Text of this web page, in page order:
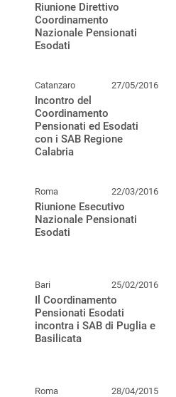
Riunione Direttivo
Coordinamento
Nazionale Pensionati
Esodati
Catanzaro 27/05/2016
Incontro del
Coordinamento
Pensionati ed Esodati
con i SAB Regione
Calabria
Roma 22/03/2016
Riunione Esecutivo
Nazionale Pensionati
Esodati
Bari 25/02/2016
Il Coordinamento
Pensionati Esodati
incontra i SAB di Puglia e
Basilicata
Roma 28/04/2015